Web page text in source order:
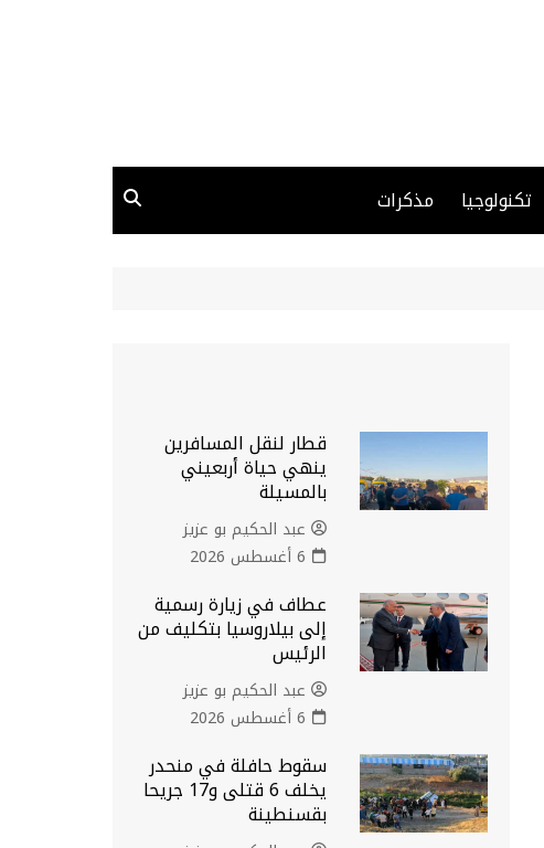
تكنولوجيا مذكرات
قطار لنقل المسافرين
ينهي حياة أربعيني
بالمسيلة
عبد الحكيم بو عزيز
6 أغسطس 2026
عطاف في زيارة رسمية
إلى بيلاروسيا بتكليف من
الرئيس
عبد الحكيم بو عزيز
6 أغسطس 2026
سقوط حافلة في منحدر
يخلف 6 قتلى و17 جريحا
بقسنطينة